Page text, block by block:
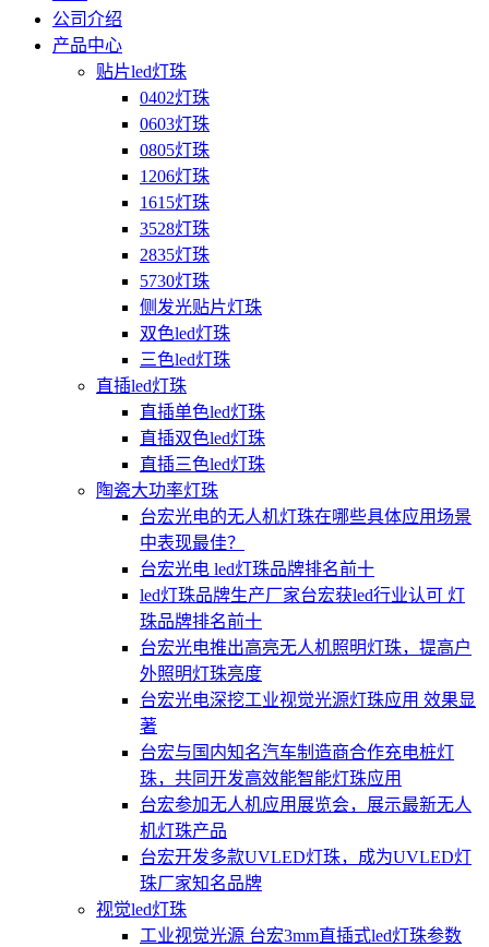
公司介绍
产品中心
贴片led灯珠
0402灯珠
0603灯珠
0805灯珠
1206灯珠
1615灯珠
3528灯珠
2835灯珠
5730灯珠
侧发光贴片灯珠
双色led灯珠
三色led灯珠
直插led灯珠
直插单色led灯珠
直插双色led灯珠
直插三色led灯珠
陶瓷大功率灯珠
台宏光电的无人机灯珠在哪些具体应用场景
中表现最佳？
台宏光电 led灯珠品牌排名前十
led灯珠品牌生产厂家台宏获led行业认可 灯
珠品牌排名前十
台宏光电推出高亮无人机照明灯珠，提高户
外照明灯珠亮度
台宏光电深挖工业视觉光源灯珠应用 效果显
著
台宏与国内知名汽车制造商合作充电桩灯
珠，共同开发高效能智能灯珠应用
台宏参加无人机应用展览会，展示最新无人
机灯珠产品
台宏开发多款UVLED灯珠，成为UVLED灯
珠厂家知名品牌
视觉led灯珠
工业视觉光源 台宏3mm直插式led灯珠参数